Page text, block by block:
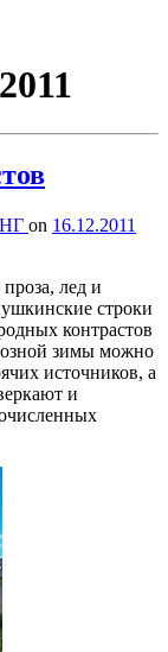
on 16.12.2011
лед и
строки
контрастов
зимы можно
источников, а
и